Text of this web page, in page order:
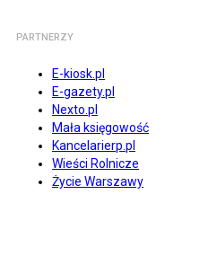
PARTNERZY
E-kiosk.pl
E-gazety.pl
Nexto.pl
Mała księgowość
Kancelarierp.pl
Wieści Rolnicze
Życie Warszawy